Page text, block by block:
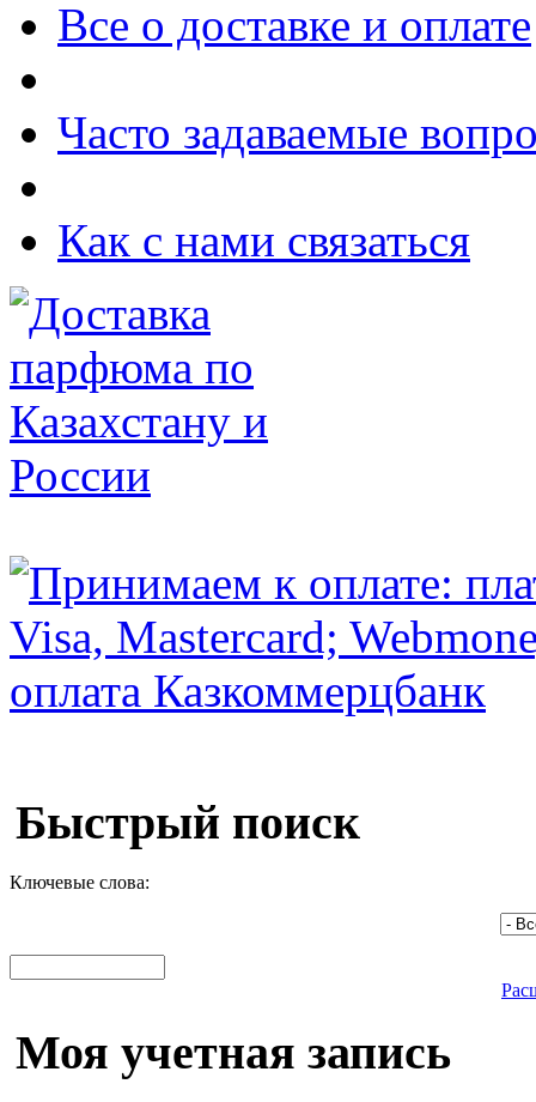
Все о доставке и оплате
Часто задаваемые
Как с нами связаться
Быстрый поиск
Ключевые слова:
Моя учетная запись